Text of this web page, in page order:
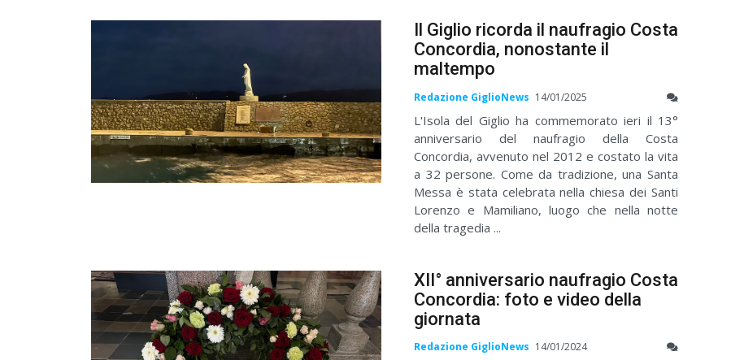
Il Giglio ricorda il naufragio Costa
Concordia, nonostante il
maltempo
Redazione GiglioNews 14/01/2025
L'Isola del Giglio ha commemorato ieri il 13°
anniversario del naufragio della Costa
Concordia, avvenuto nel 2012 e costato la vita
a 32 persone. Come da tradizione, una Santa
Messa è stata celebrata nella chiesa dei Santi
Lorenzo e Mamiliano, luogo che nella notte
della tragedia ...
XII° anniversario naufragio Costa
Concordia: foto e video della
giornata
Redazione GiglioNews 14/01/2024